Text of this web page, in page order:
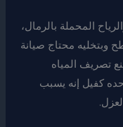
المحملة بالرمال،
وبتخليه محتاج صيانة
تصريف المياه
كفيل إنه يسبب